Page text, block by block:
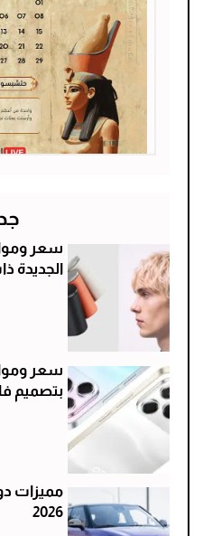
الجديدة
بتصميم
2026